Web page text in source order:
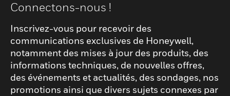
Connectons-nous !
Inscrivez-vous pour recevoir des
communications exclusives de Honeywell,
notamment des mises à jour des produits, des
informations techniques, de nouvelles offres,
des événements et actualités, des sondages, nos
promotions ainsi que divers sujets connexes par